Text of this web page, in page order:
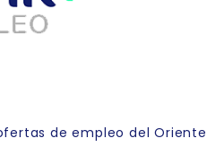
de empleo del Oriente